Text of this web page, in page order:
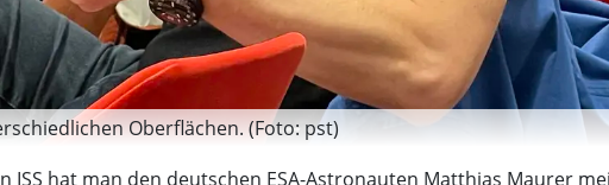
Oberflächen. (Foto: pst)
hat man den deutschen ESA-Astronauten Matthias Maurer